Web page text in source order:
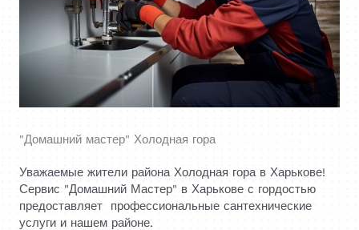
"Домашний мастер" Холодная гора
Уважаемые жители района Холодная гора в Харькове!
Сервис "Домашний Мастер" в Харькове с гордостью
предоставляет профессиональные сантехнические
услуги и нашем районе.